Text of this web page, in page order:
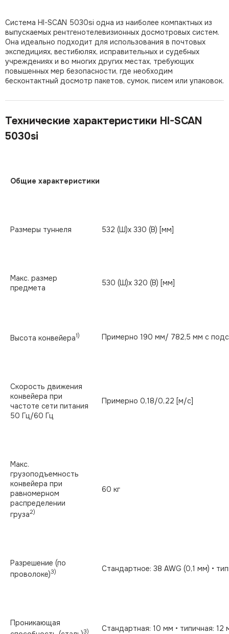
Система HI-SCAN 5030si одна из наиболее компактных из
выпускаемых рентгенотелевизионных досмотровых систем.
Она идеально подходит для использования в почтовых
экспедициях, вестибюлях, исправительных и судебных
учреждениях и во многих других местах, требующих
повышенных мер безопасности, где необходим
бесконтактный досмотр пакетов, сумок, писем или упаковок.
Технические характеристики HI-SCAN
5030si
Общие характеристики
Размеры туннеля 532 (Ш)х 330 (В) [мм]
Макс. размер
предмета
530 (Ш)х 320 (В) [мм]
Высота конвейера1) Примерно 190 мм/ 782,5 мм с
Скорость движения
конвейера при
частоте сети питания
50 Гц/60 Гц
Примерно 0,18/0,22 [м/с]
Макс.
грузоподъемность
конвейера при
равномерном
распределении
груза2)
60 кг
Разрешение (по
проволоке)3) Стандартное: 38 AWG (0,1 мм) •
Проникающая
3) Стандартная: 10 мм • типичная: 12